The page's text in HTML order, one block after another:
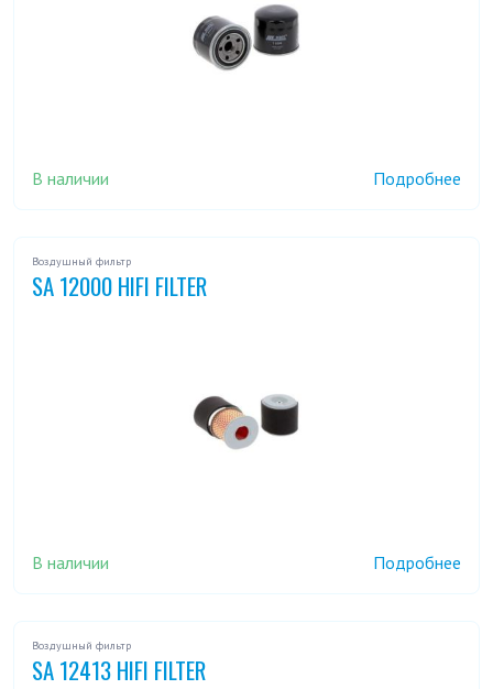
В наличии Подробнее
Воздушный фильтр
SA 12000 HIFI FILTER
В наличии Подробнее
Воздушный фильтр
SA 12413 HIFI FILTER